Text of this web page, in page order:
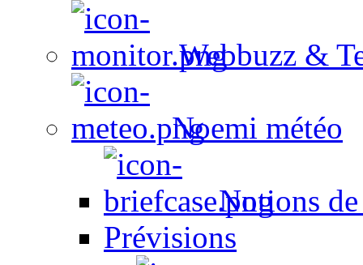
Webbuzz &
Noemi météo
Notions
Prévisions